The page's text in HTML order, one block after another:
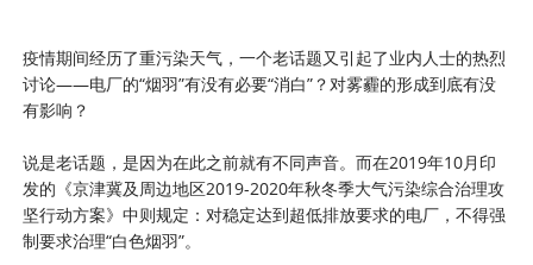
疫情期间经历了重污染天气，一个老话题又引起了业内人士的热烈
讨论——电厂的“烟羽”有没有必要“消白”？对雾霾的形成到底有没
有影响？
说是老话题，是因为在此之前就有不同声音。而在2019年10月印
发的《京津冀及周边地区2019-2020年秋冬季大气污染综合治理攻
坚行动方案》中则规定：对稳定达到超低排放要求的电厂，不得强
制要求治理“白色烟羽”。